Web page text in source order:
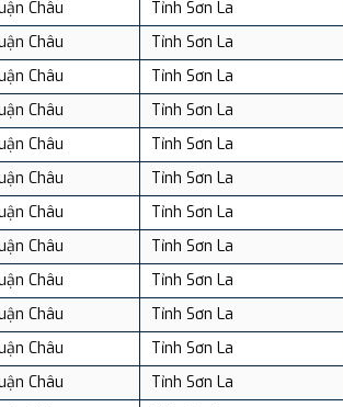
Châu
Tỉnh Sơn La
Châu
Tỉnh Sơn La
Châu
Tỉnh Sơn La
Châu
Tỉnh Sơn La
Châu
Tỉnh Sơn La
Châu
Tỉnh Sơn La
Châu
Tỉnh Sơn La
Châu
Tỉnh Sơn La
Châu
Tỉnh Sơn La
Châu
Tỉnh Sơn La
Châu
Tỉnh Sơn La
Châu
Tỉnh Sơn La